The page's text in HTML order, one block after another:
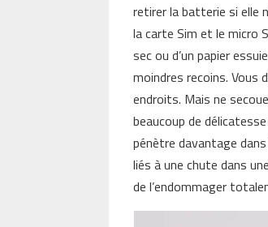
retirer la batterie si elle
la carte Sim et le micro
sec ou d’un papier
moindres recoins. Vous
endroits. Mais ne
beaucoup de
pénètre davantage
liés à une chute dans
de l’endommager